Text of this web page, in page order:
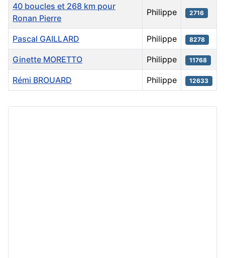
40 boucles et 268 km pour
Ronan Pierre
Philippe 2716
Pascal GAILLARD Philippe 8278
Ginette MORETTO Philippe 11768
Rémi BROUARD Philippe 12633